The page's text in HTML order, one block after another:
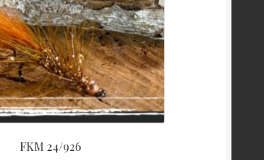
FKM 24/926